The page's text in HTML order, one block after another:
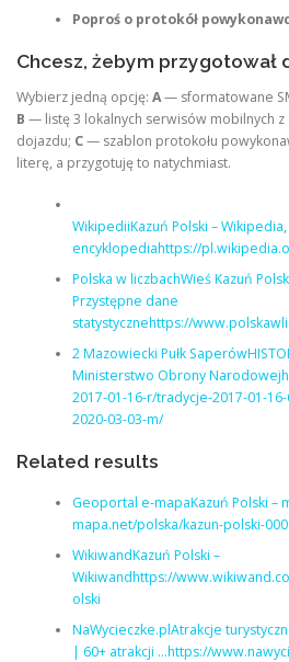
Poproś o protokół
Chcesz, żebym przygotował
Wybierz jedną opcję: A— sformatowane
B — listę 3 lokalnych serwisów mobilnych z
dojazdu; C— szablon protokołu
literę, a przygotuję to natychmiast.
WikipediiKazuń Polski –
encyklopediahttps://
Polska w liczbachWieś Kazuń
Przystępne dane
statystycznehttps://
2 Mazowiecki Pułk
Ministerstwo Obrony
2017-01-16-r/tradycje-2017-01-
2020-03-03-m/
Related results
Geoportal e-mapaKazuń Polski –
mapa.net/polska/kazun-polski-
WikiwandKazuń Polski –
Wikiwandhttps://
olski
NaWycieczke.plAtrakcje
| 60+ atrakcji …https://